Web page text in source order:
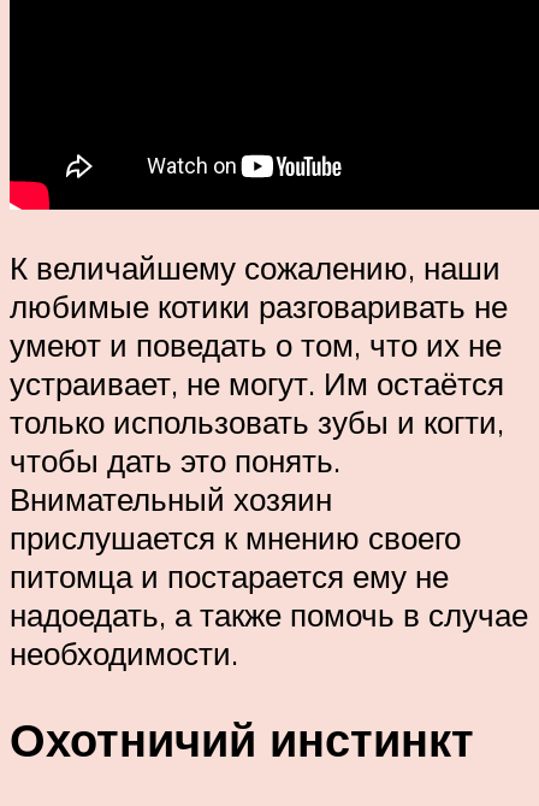
К величайшему сожалению, наши
любимые котики разговаривать не
умеют и поведать о том, что их не
устраивает, не могут. Им остаётся
только использовать зубы и когти,
чтобы дать это понять.
Внимательный хозяин
прислушается к мнению своего
питомца и постарается ему не
надоедать, а также помочь в случае
необходимости.
Охотничий инстинкт